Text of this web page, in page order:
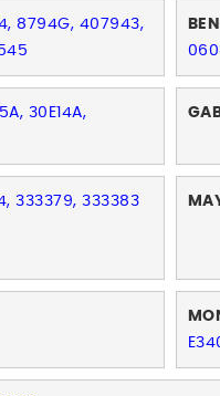
8794G, 407943,
30E14A,
333379, 333383